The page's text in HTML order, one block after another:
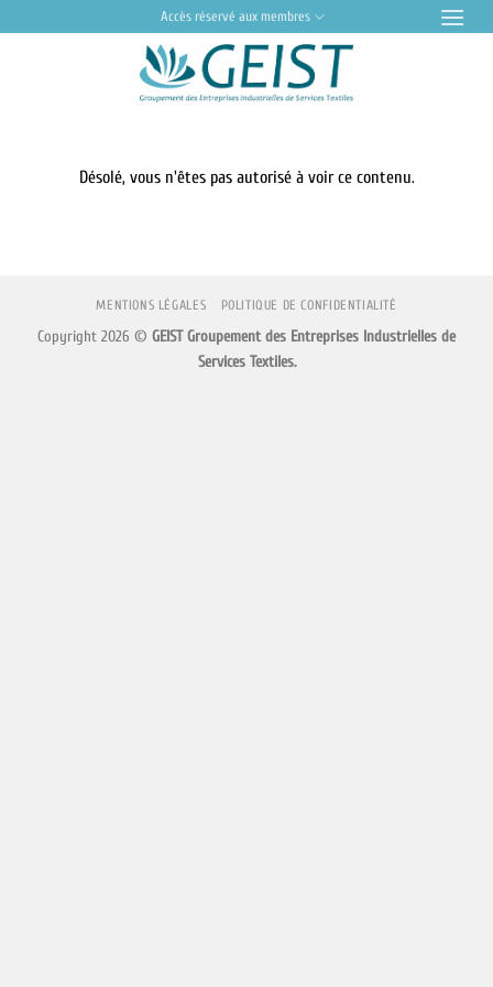
au
Accès réservé aux membres
Désolé, vous n'êtes pas autorisé à voir ce contenu.
MENTIONS LÉGALES POLITIQUE DE CONFIDENTIALITÉ
Copyright 2026 © GEIST Groupement des Entreprises Industrielles de
Services Textiles.